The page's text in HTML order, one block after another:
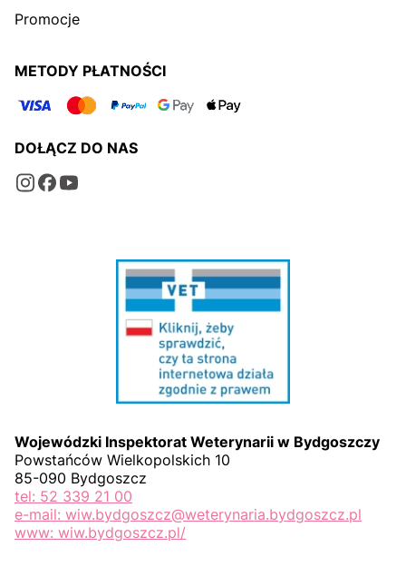
Promocje
METODY PŁATNOŚCI
DOŁĄCZ DO NAS
Wojewódzki Inspektorat Weterynarii w Bydgoszczy
Powstańców Wielkopolskich 10
85-090 Bydgoszcz
tel: 52 339 21 00
e-mail: wiw.bydgoszcz@weterynaria.bydgoszcz.pl
www: wiw.bydgoszcz.pl/